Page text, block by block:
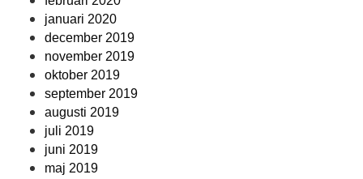
januari 2020
december 2019
november 2019
oktober 2019
september 2019
augusti 2019
juli 2019
juni 2019
maj 2019